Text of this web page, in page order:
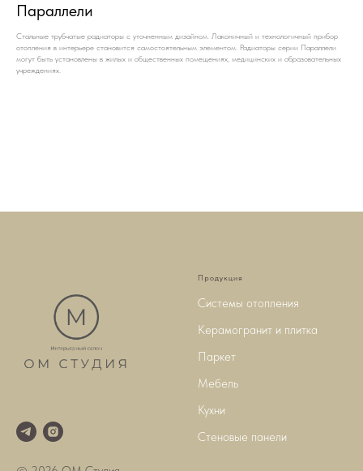
Параллели
Стальные трубчатые радиаторы с уточненным дизайном. Лаконичный и технологичный прибор
отопления в интерьере становится самостоятельным элементом. Радиаторы серии Параллели
могут быть установлены в жилых и общественных помещениях, медицинских и образовательных
учреждениях.
Продукция
Системы отопления
Керамогранит и плитка
Паркет
Мебель
Кухни
Стеновые панели